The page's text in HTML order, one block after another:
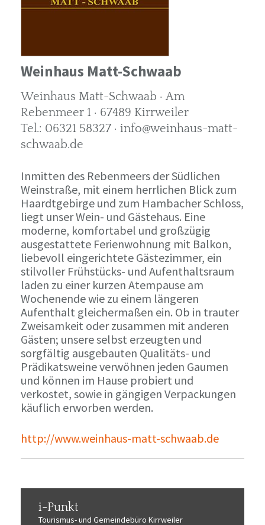
Weinhaus Matt-Schwaab
Weinhaus Matt-Schwaab · Am
Rebenmeer 1 · 67489 Kirrweiler
Tel.: 06321 58327 · info@weinhaus-matt-
schwaab.de
Inmitten des Rebenmeers der Südlichen
Weinstraße, mit einem herrlichen Blick zum
Haardtgebirge und zum Hambacher Schloss,
liegt unser Wein- und Gästehaus. Eine
moderne, komfortabel und großzügig
ausgestattete Ferienwohnung mit Balkon,
liebevoll eingerichtete Gästezimmer, ein
stilvoller Frühstücks- und Aufenthaltsraum
laden zu einer kurzen Atempause am
Wochenende wie zu einem längeren
Aufenthalt gleichermaßen ein. Ob in trauter
Zweisamkeit oder zusammen mit anderen
Gästen; unsere selbst erzeugten und
sorgfältig ausgebauten Qualitäts- und
Prädikatsweine verwöhnen jeden Gaumen
und können im Hause probiert und
verkostet, sowie in gängigen Verpackungen
käuflich erworben werden.
http://www.weinhaus-matt-schwaab.de
i-Punkt
Tourismus-und Gemeindebüro Kirrweiler